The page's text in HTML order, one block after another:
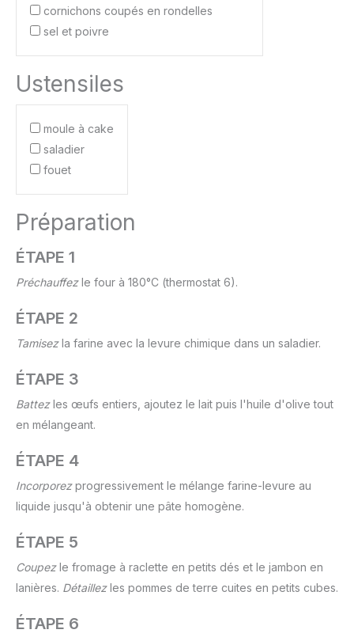
cornichons coupés en rondelles
sel et poivre
Ustensiles
moule à cake
saladier
fouet
Préparation
ÉTAPE 1
Préchauffezle four à 180°C (thermostat 6).
ÉTAPE 2
Tamisezla farine avec la levure chimique dans un saladier.
ÉTAPE 3
Battezles œufs entiers, ajoutez le lait puis l'huile d'olive tout
en mélangeant.
ÉTAPE 4
Incorporezprogressivement le mélange farine-levure au
liquide jusqu'à obtenir une pâte homogène.
ÉTAPE 5
Coupezle fromage à raclette en petits dés et le jambon en
lanières. Détaillezles pommes de terre cuites en petits cubes.
ÉTAPE 6